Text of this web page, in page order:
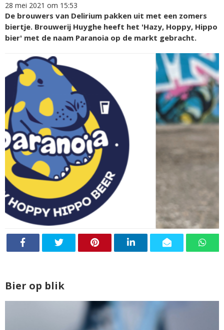
28 mei 2021 om 15:53
De brouwers van Delirium pakken uit met een zomers
biertje. Brouwerij Huyghe heeft het 'Hazy, Hoppy, Hippo
bier' met de naam Paranoia op de markt gebracht.
Bier op blik